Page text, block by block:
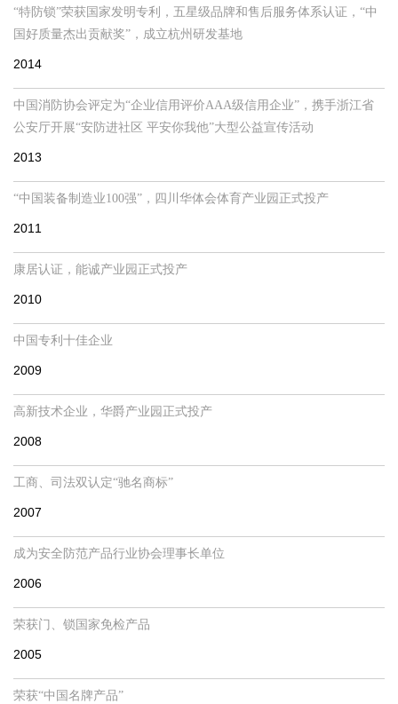
“特防锁”荣获国家发明专利，五星级品牌和售后服务体系认证，“中
国好质量杰出贡献奖”，成立杭州研发基地
2014
中国消防协会评定为“企业信用评价AAA级信用企业”，携手浙江省
公安厅开展“安防进社区 平安你我他”大型公益宣传活动
2013
“中国装备制造业100强”，四川华体会体育产业园正式投产
2011
康居认证，能诚产业园正式投产
2010
中国专利十佳企业
2009
高新技术企业，华爵产业园正式投产
2008
工商、司法双认定“驰名商标”
2007
成为安全防范产品行业协会理事长单位
2006
荣获门、锁国家免检产品
2005
荣获“中国名牌产品”